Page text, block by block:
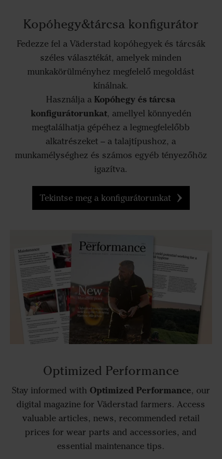
Kopóhegy&tárcsa konfigurátor
Fedezze fel a Väderstad kopóhegyek és tárcsák
széles választékát, amelyek minden
munkakörülményhez megfelelő megoldást
kínálnak.
Használja aKopóhegy és tárcsa
konfigurátorunkat, amellyel könnyedén
megtalálhatja gépéhez a legmegfelelőbb
alkatrészeket – a talajtípushoz, a
munkamélységhez és számos egyéb tényezőhöz
igazítva.
Tekintse meg a konfigurátorunkat
Optimized Performance
Stay informed with Optimized Performance, our
digital magazine for Väderstad farmers. Access
valuable articles, news, recommended retail
prices for wear parts and accessories, and
essential maintenance tips.